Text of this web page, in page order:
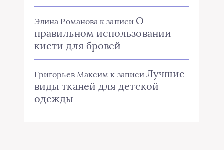
Элина Романова к записи О
правильном использовании
кисти для бровей
Григорьев Максим к записиЛучшие
виды тканей для детской
одежды